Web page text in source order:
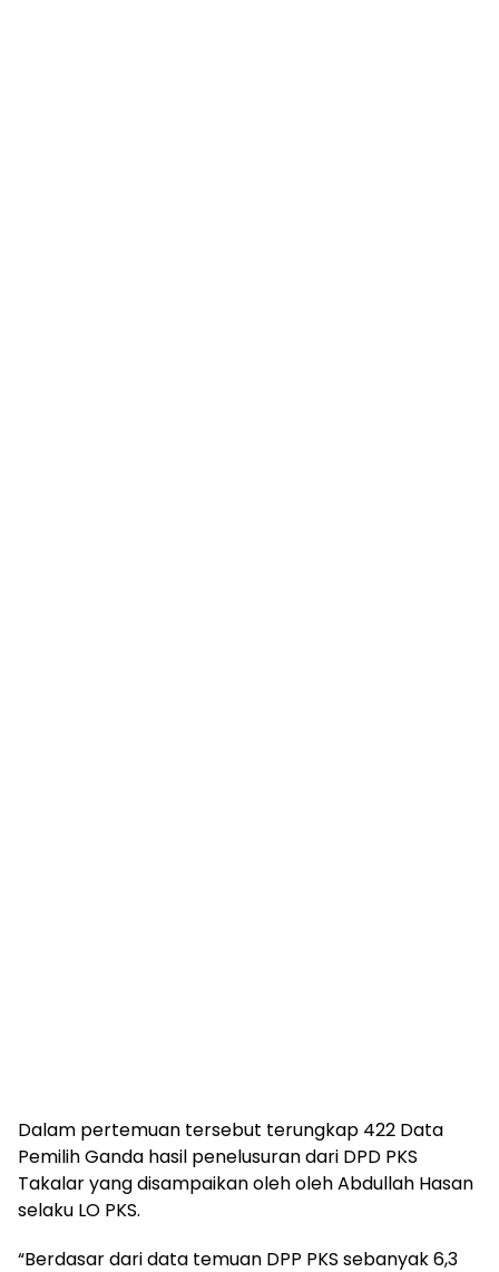
Dalam pertemuan tersebut terungkap 422 Data
Pemilih Ganda hasil penelusuran dari DPD PKS
Takalar yang disampaikan oleh oleh Abdullah Hasan
selaku LO PKS.
“Berdasar dari data temuan DPP PKS sebanyak 6,3